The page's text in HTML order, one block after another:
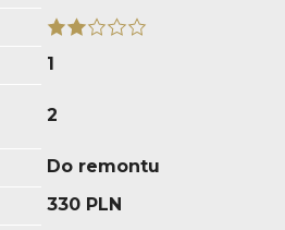
1
2
Do remontu
330 PLN